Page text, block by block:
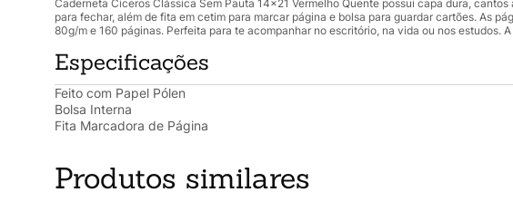
Caderneta Ciceros Clássica Sem Pauta 14x21 Vermelho Quente possui capa dura,
para fechar, além de fita em cetim para marcar página e bolsa para guardar cartões. As
80g/m e 160 páginas. Perfeita para te acompanhar no escritório, na vida ou nos estudos.
Especificações
Feito com Papel Pólen
Bolsa Interna
Fita Marcadora de Página
Produtos similares